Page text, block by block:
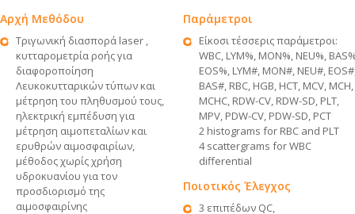
Αρχή Μεθόδου
Τριγωνική διασπορά laser ,
κυτταρομετρία ροής για
διαφοροποίηση
Λευκοκυτταρικών τύπων και
μέτρηση του πληθυσμού τους,
ηλεκτρική εμπέδυση για
μέτρηση αιμοπεταλίων και
ερυθρών αιμοσφαιρίων,
μέθοδος χωρίς χρήση
υδροκυανίου για τον
προσδιορισμό της
αιμοσφαιρίνης
Παράμετροι
Είκοσι τέσσερις παράμετροι:
WBC, LYM%, MON%, NEU%,
EOS%, LYM#, MON#, NEU#,
BAS#, RBC, HGB, HCT, MCV, MCH,
MCHC, RDW-CV, RDW-SD, PLT,
MPV, PDW-CV, PDW-SD, PCT
2 histograms for RBC and PLT
4 scattergrams for WBC
differential
Ποιοτικός Έλεγχος
3 επιπέδων QC,